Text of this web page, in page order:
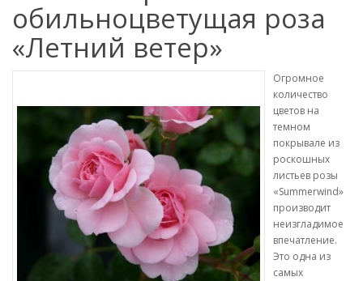
обильноцветущая роза
«Летний ветер»
Огромное
количество
цветов на
темном
покрывале из
роскошных
листьев розы
«Summerwind»
производит
неизгладимое
впечатление.
Это одна из
самых